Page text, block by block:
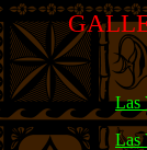
Las
Las